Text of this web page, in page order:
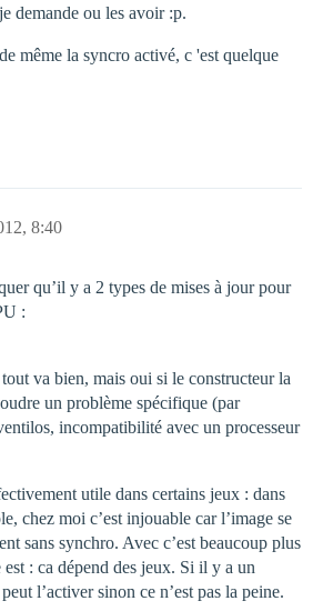
demande ou les avoir :p.
même la syncro activé, c 'est quelque
8:40
qu’il y a 2 types de mises à jour pour
:
va bien, mais oui si le constructeur la
un problème spécifique (par
incompatibilité avec un processeur
utile dans certains jeux : dans
chez moi c’est injouable car l’image se
sans synchro. Avec c’est beaucoup plus
: ca dépend des jeux. Si il y a un
l’activer sinon ce n’est pas la peine.